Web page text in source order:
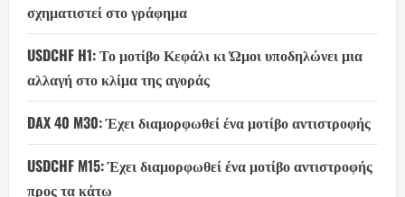
σχηματιστεί στο γράφημα
USDCHF H1: Το μοτίβο Κεφάλι κι Ώμοι υποδηλώνει μια
αλλαγή στο κλίμα της αγοράς
DAX 40 M30: Έχει διαμορφωθεί ένα μοτίβο αντιστροφής
USDCHF M15: Έχει διαμορφωθεί ένα μοτίβο αντιστροφής
προς τα κάτω